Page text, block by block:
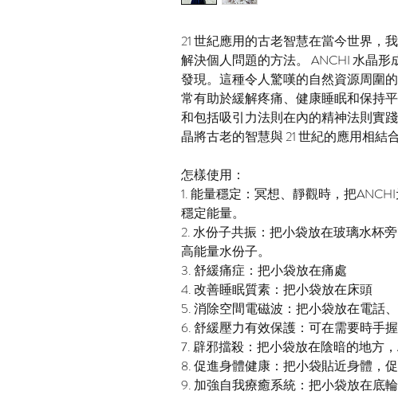
21 世紀應用的古老智慧在當今世界，
解決個人問題的方法。 ANCHI 水晶形
發現。這種令人驚嘆的自然資源周圍
常有助於緩解疼痛、健康睡眠和保持
和包括吸引力法則在內的精神法則實
晶將古老的智慧與 21 世紀的應用相結合
怎樣使用：
1. 能量穩定：冥想、靜觀時，把
穩定能量。
2. 水份子共振：把小袋放在玻璃水杯
高能量水份子。
3. 舒緩痛症：把小袋放在痛處
4. 改善睡眠質素：把小袋放在床頭
5. 消除空間電磁波：把小袋放在電話
6. 舒緩壓力有效保護：可在需要時手
7. 辟邪擋殺：把小袋放在陰暗的地方
8. 促進身體健康：把小袋貼近身體，
9. 加強自我療癒系統：把小袋放在底